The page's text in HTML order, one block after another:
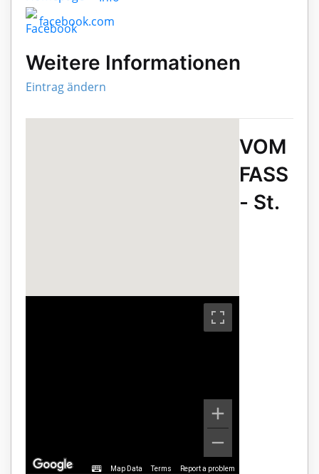
facebook.com
Weitere Informationen
Eintrag ändern
Map Data Terms Report a problem
VOM
FASS
- St.